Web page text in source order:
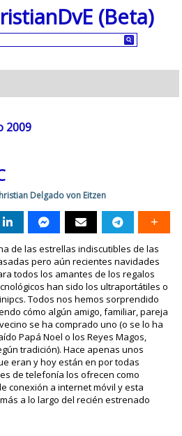
(Beta)
2009
Delgado von Eitzen
de las estrellas indiscutibles de las
pero aún recientes navidades
todos los amantes de los regalos
han sido los ultraportátiles o
Todos nos hemos sorprendido
cómo algún amigo, familiar, pareja
se ha comprado uno (o se lo ha
Papá Noel o los Reyes Magos,
tradición). Hace apenas unos
eran y hoy están en por todas
de telefonía los ofrecen como
conexión a internet móvil y esta
a lo largo del recién estrenado